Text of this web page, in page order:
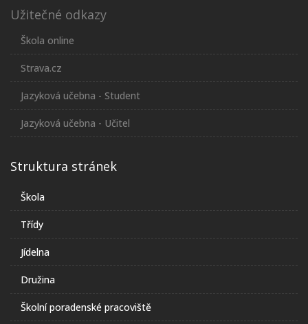
Užitečné odkazy
Škola online
Strava.cz
Jazyková učebna - Student
Jazyková učebna - Učitel
Struktura stránek
Škola
Třídy
Jídelna
Družina
Školní poradenské pracoviště